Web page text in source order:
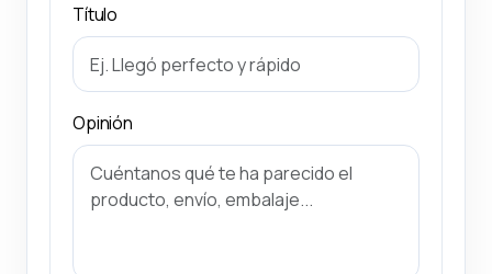
Título
Opinión